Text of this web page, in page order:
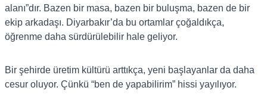
alanı”dır. Bazen bir masa, bazen bir buluşma, bazen de bir
ekip arkadaşı. Diyarbakır’da bu ortamlar çoğaldıkça,
öğrenme daha sürdürülebilir hale geliyor.
Bir şehirde üretim kültürü arttıkça, yeni başlayanlar da daha
cesur oluyor. Çünkü “ben de yapabilirim” hissi yayılıyor.